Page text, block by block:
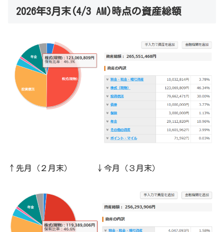
2026年3月末(4/3 AM)時点の資産総額
↑先月（２月末） ↓今月（３月末）